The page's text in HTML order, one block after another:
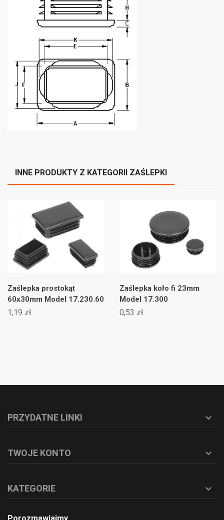
INNE PRODUKTY Z KATEGORII ZAŚLEPKI
Zaślepka prostokąt
60x30mm Model 17.230.60
1,19 zł
Zaślepka koło fi 23mm
Model 17.300
0,53 zł
PRZYDATNE LINKI 
TWOJE KONTO 
KATEGORIE 
Porozmawiajmy